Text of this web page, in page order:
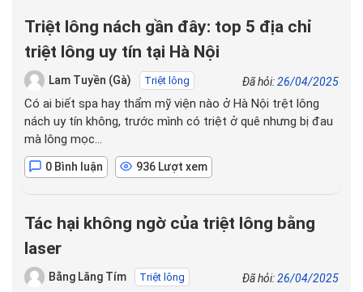
Triệt lông nách gần đây: top 5 địa chỉ
triệt lông uy tín tại Hà Nội
Lam Tuyền (Gà) Triệt lông Đã hỏi:26/04/2025
Có ai biết spa hay thẩm mỹ viện nào ở Hà Nội trệt lông
nách uy tín không, trước mình có triệt ở quê nhưng bị đau
mà lông mọc…
0 Bình luận 936 Lượt xem
Tác hại không ngờ của triệt lông bằng
laser
Bằng Lăng Tím Triệt lông Đã hỏi:26/04/2025